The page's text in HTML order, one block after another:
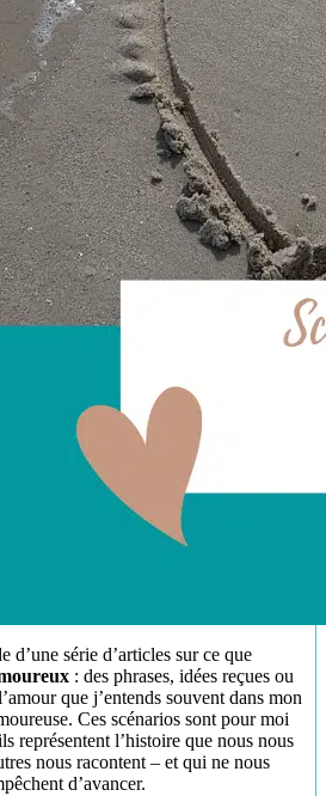
d’une série d’articles sur ce que
: des phrases, idées reçues ou
que j’entends souvent dans mon
Ces scénarios sont pour moi
représentent l’histoire que nous nous
nous racontent – et qui ne nous
d’avancer.